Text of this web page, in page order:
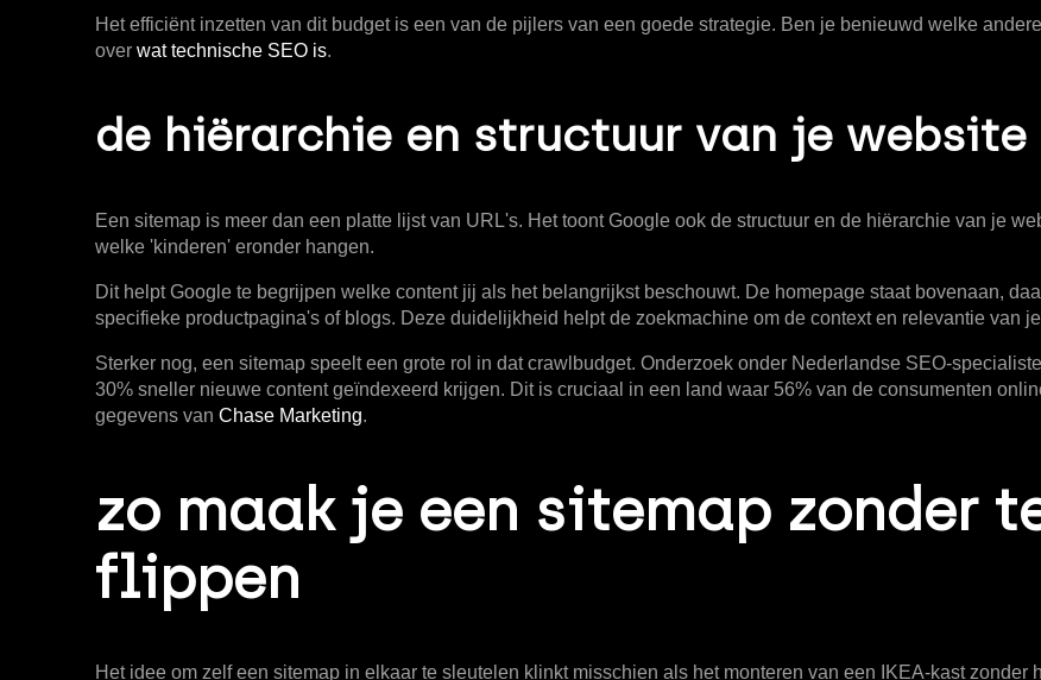
Het efficiënt inzetten van dit budget is een van de pijlers van een goede strategie. Ben je benieuwd welke
over wat technische SEO is.
de hiërarchie en structuur van je website
Een sitemap is meer dan een platte lijst van URL's. Het toont Google ook de structuur en de hiërarchie van je
welke 'kinderen' eronder hangen.
Dit helpt Google te begrijpen welke content jij als het belangrijkst beschouwt. De homepage staat bovenaan,
specifieke productpagina's of blogs. Deze duidelijkheid helpt de zoekmachine om de context en relevantie van
Sterker nog, een sitemap speelt een grote rol in dat crawlbudget. Onderzoek onder Nederlandse SEO-
30% sneller nieuwe content geïndexeerd krijgen. Dit is cruciaal in een land waar 56% van de consumenten
gegevens van Chase Marketing.
zo maak je een sitemap zonder
flippen
Het idee om zelf een sitemap in elkaar te sleutelen klinkt misschien als het monteren van een IKEA-kast zonder